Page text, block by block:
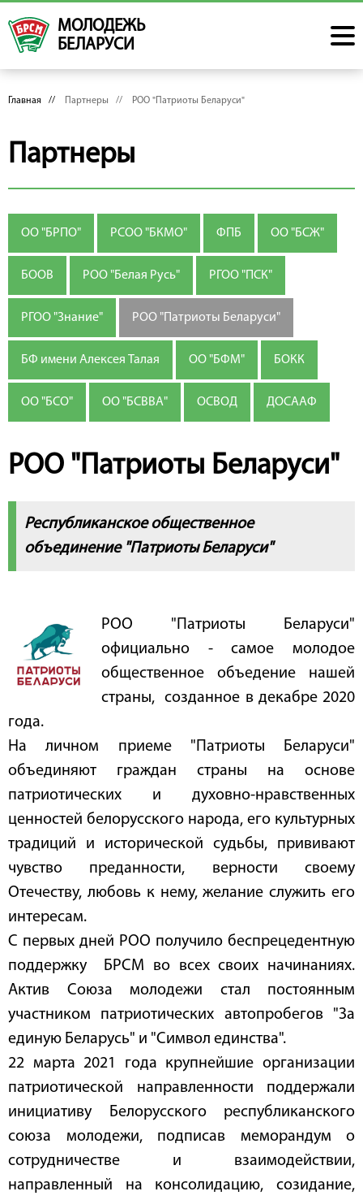
МОЛОДЕЖЬ
БЕЛАРУСИ
Главная // Партнеры // РОО "Патриоты Беларуси"
Партнеры
ОО "БРПО" РСОО "БКМО" ФПБ ОО "БСЖ"
БООВ РОО "Белая Русь" РГОО "ПСК"
РГОО "Знание" РОО "Патриоты Беларуси"
БФ имени Алексея Талая ОО "БФМ" БОКК
ОО "БСО" ОО "БСВВА" ОСВОД ДОСААФ
РОО "Патриоты Беларуси"
Республиканское общественное
объединение "Патриоты Беларуси"
РОО "Патриоты Беларуси"
официально - самое молодое
общественное объедение нашей
страны, созданное в декабре 2020
года.
На личном приеме "Патриоты Беларуси"
объединяют граждан страны на основе
патриотических и духовно-нравственных
ценностей белорусского народа, его культурных
традиций и исторической судьбы, прививают
чувство преданности, верности своему
Отечеству, любовь к нему, желание служить его
интересам.
С первых дней РОО получило беспрецедентную
поддержку БРСМ во всех своих начинаниях.
Актив Союза молодежи стал постоянным
участником патриотических автопробегов "За
единую Беларусь" и "Символ единства".
22 марта 2021 года крупнейшие организации
патриотической направленности поддержали
инициативу Белорусского республиканского
союза молодежи, подписав меморандум о
сотрудничестве и взаимодействии,
направленный на консолидацию, созидание,